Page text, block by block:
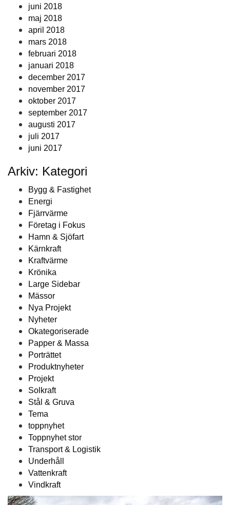
juni 2018
maj 2018
april 2018
mars 2018
februari 2018
januari 2018
december 2017
november 2017
oktober 2017
september 2017
augusti 2017
juli 2017
juni 2017
Arkiv: Kategori
Bygg & Fastighet
Energi
Fjärrvärme
Företag i Fokus
Hamn & Sjöfart
Kärnkraft
Kraftvärme
Krönika
Large Sidebar
Mässor
Nya Projekt
Nyheter
Okategoriserade
Papper & Massa
Porträttet
Produktnyheter
Projekt
Solkraft
Stål & Gruva
Tema
toppnyhet
Toppnyhet stor
Transport & Logistik
Underhåll
Vattenkraft
Vindkraft